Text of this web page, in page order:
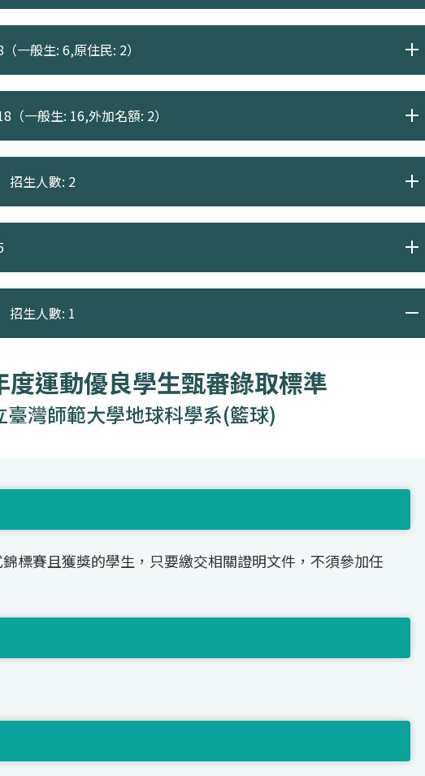
一般生: 6,原住民: 2）
（一般生: 16,外加名額: 2）
招生人數: 2
招生人數: 1
度運動優良學生甄審錄取標準
臺灣師範大學地球科學系(籃球)
標賽且獲獎的學生，只要繳交相關證明文件，不須參加任